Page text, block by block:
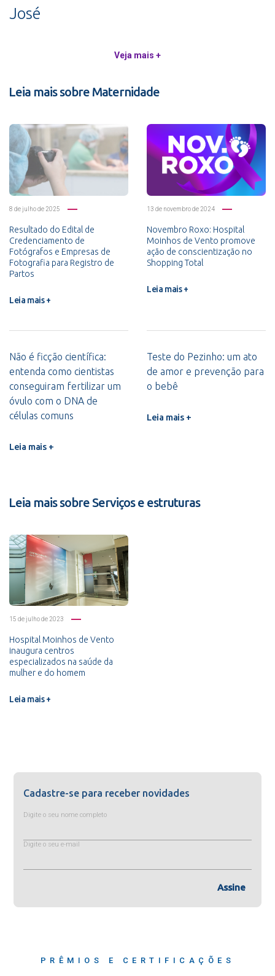
José
Veja mais +
Leia mais sobre Maternidade
8 de julho de 2025
Resultado do Edital de
Credenciamento de
Fotógrafos e Empresas de
Fotografia para Registro de
Partos
Leia mais +
13 de novembro de 2024
Novembro Roxo: Hospital
Moinhos de Vento promove
ação de conscientização no
Shopping Total
Leia mais +
Não é ficção científica:
entenda como cientistas
conseguiram fertilizar um
óvulo com o DNA de
células comuns
Leia mais +
Teste do Pezinho: um ato
de amor e prevenção para
o bebê
Leia mais +
Leia mais sobre Serviços e estruturas
15 de julho de 2023
Hospital Moinhos de Vento
inaugura centros
especializados na saúde da
mulher e do homem
Leia mais +
Cadastre-se para receber novidades
Digite o seu nome completo
Digite o seu e-mail
Assine
PRÊMIOS E CERTIFICAÇÕES